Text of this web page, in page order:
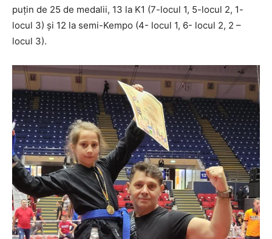
puțin de 25 de medalii, 13 la K1 (7-locul 1, 5-locul 2, 1-
locul 3) și 12 la semi-Kempo (4- locul 1, 6- locul 2, 2 –
locul 3).